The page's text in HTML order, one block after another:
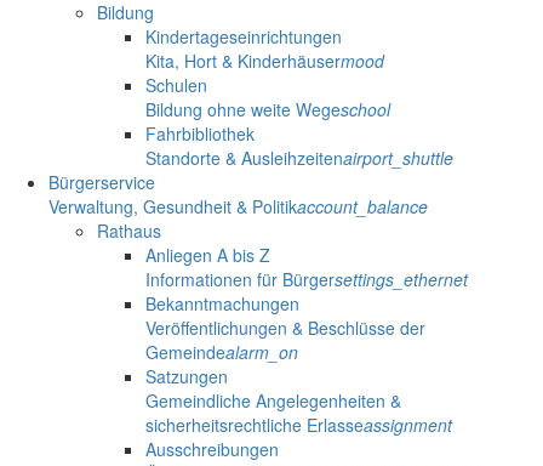
Bildung
Kindertageseinrichtungen
Kita, Hort & Kinderhäusermood
Schulen
Bildung ohne weite Wegeschool
Fahrbibliothek
Standorte & Ausleihzeitenairport_shuttle
Bürgerservice
Verwaltung, Gesundheit & Politikaccount_balance
Rathaus
Anliegen A bis Z
Informationen für Bürgersettings_ethernet
Bekanntmachungen
Veröffentlichungen & Beschlüsse der
Gemeindealarm_on
Satzungen
Gemeindliche Angelegenheiten &
sicherheitsrechtliche Erlasseassignment
Ausschreibungen